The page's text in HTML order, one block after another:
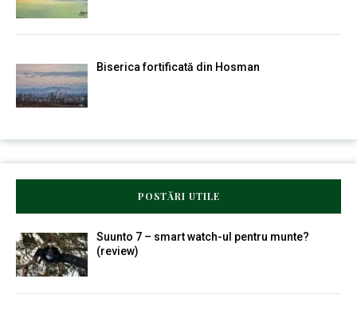
Biserica fortificată din Hosman
POSTĂRI UTILE
Suunto 7 – smart watch-ul pentru munte?
(review)